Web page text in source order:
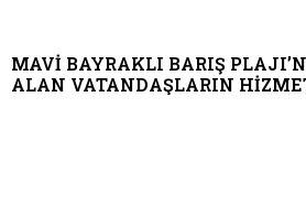
MAVİ BAYRAKLI BARIŞ
ALAN VATANDAŞLARIN